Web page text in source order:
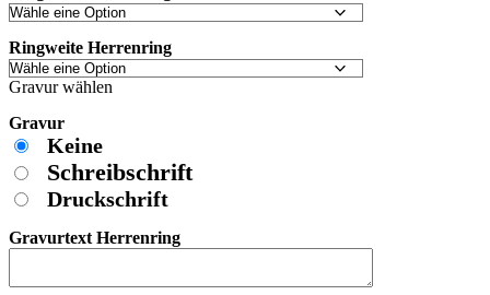
Ringweite Herrenring
Gravur wählen
Gravur
Keine
Schreibschrift
Druckschrift
Gravurtext Herrenring